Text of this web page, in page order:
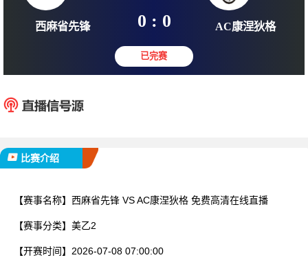
2026-07-08 07:00:00
0 : 0
比赛介绍
【赛事名称】 西麻省先锋 VS AC康涅狄格 免费高清在线直播
【赛事分类】 美乙2
【开赛时间】 2026-07-08 07:00:00